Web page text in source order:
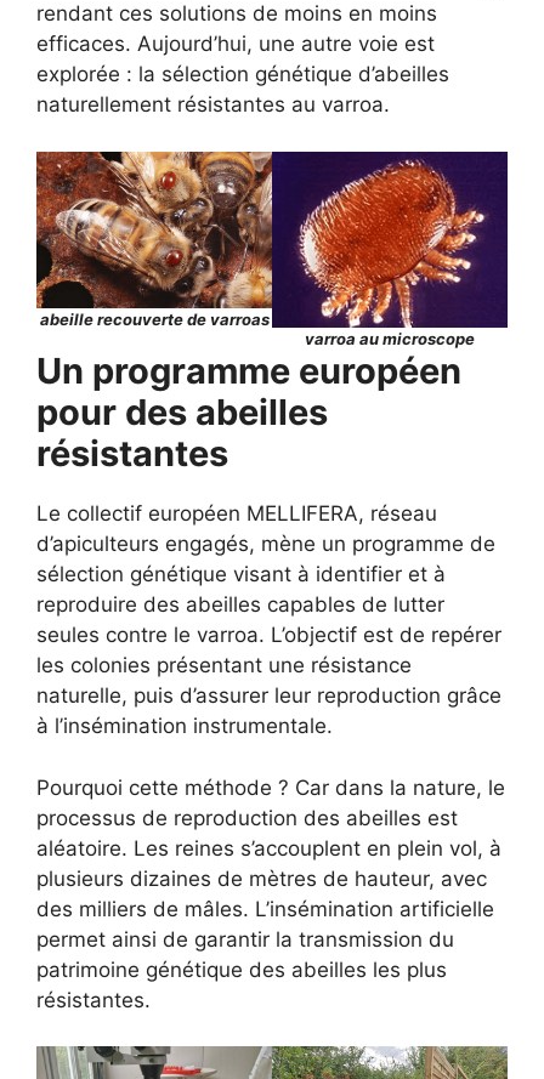
rendant ces solutions de moins en moins
efficaces. Aujourd’hui, une autre voie est
explorée : la sélection génétique d’abeilles
naturellement résistantes au varroa.
abeille recouverte de varroas
varroa au microscope
Un programme européen
pour des abeilles
résistantes
Le collectif européen MELLIFERA, réseau
d’apiculteurs engagés, mène un programme de
sélection génétique visant à identifier et à
reproduire des abeilles capables de lutter
seules contre le varroa. L’objectif est de repérer
les colonies présentant une résistance
naturelle, puis d’assurer leur reproduction grâce
à l’insémination instrumentale.
Pourquoi cette méthode ? Car dans la nature, le
processus de reproduction des abeilles est
aléatoire. Les reines s’accouplent en plein vol, à
plusieurs dizaines de mètres de hauteur, avec
des milliers de mâles. L’insémination artificielle
permet ainsi de garantir la transmission du
patrimoine génétique des abeilles les plus
résistantes.